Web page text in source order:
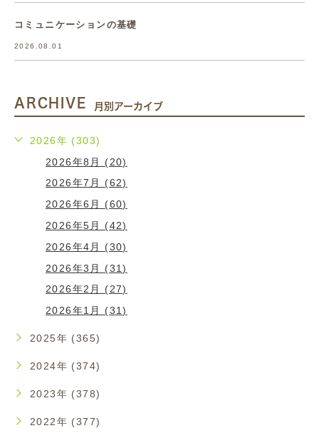
コミュニケーションの基礎
2026.08.01
ARCHIVE 月別アーカイブ
2026年 (303)
2026年8月 (20)
2026年7月 (62)
2026年6月 (60)
2026年5月 (42)
2026年4月 (30)
2026年3月 (31)
2026年2月 (27)
2026年1月 (31)
2025年 (365)
2024年 (374)
2023年 (378)
2022年 (377)